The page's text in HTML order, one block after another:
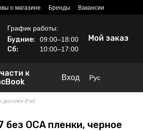
о магазине Бренды Вакансии
График работы:
Будние: 09:00–18:00
Сб: 10:00–17:00
Мой заказ
к
Вход Рус
дисплея iPad
OCA пленки, черное